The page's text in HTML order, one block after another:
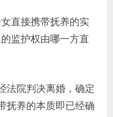
直接携带抚养的实
监护权由哪一方直
法院判决离婚，确定
抚养的本质即已经确